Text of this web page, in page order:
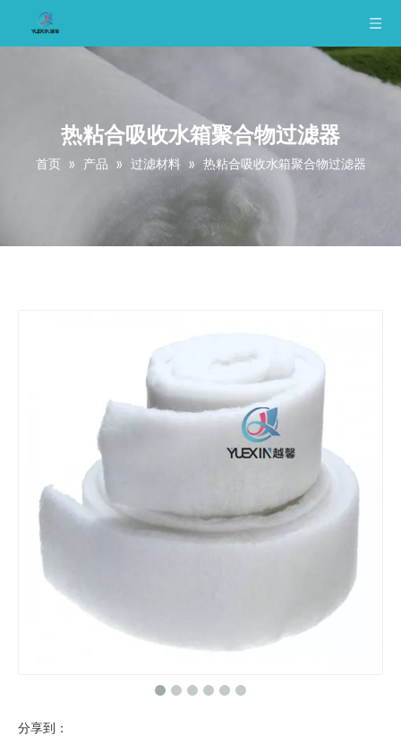
热粘合吸收水箱聚合物过滤器
首页 » 产品 » 过滤材料 » 热粘合吸收水箱聚合物过滤器
分享到：